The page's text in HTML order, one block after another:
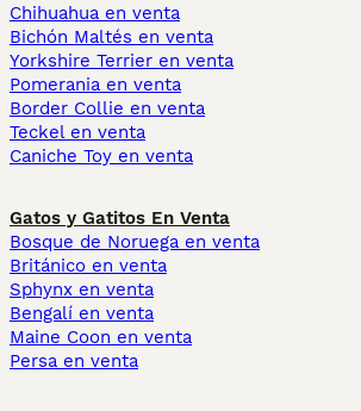
Chihuahua en venta
Bichón Maltés en venta
Yorkshire Terrier en venta
Pomerania en venta
Border Collie en venta
Teckel en venta
Caniche Toy en venta
Gatos y Gatitos En Venta
Bosque de Noruega en venta
Británico en venta
Sphynx en venta
Bengalí en venta
Maine Coon en venta
Persa en venta